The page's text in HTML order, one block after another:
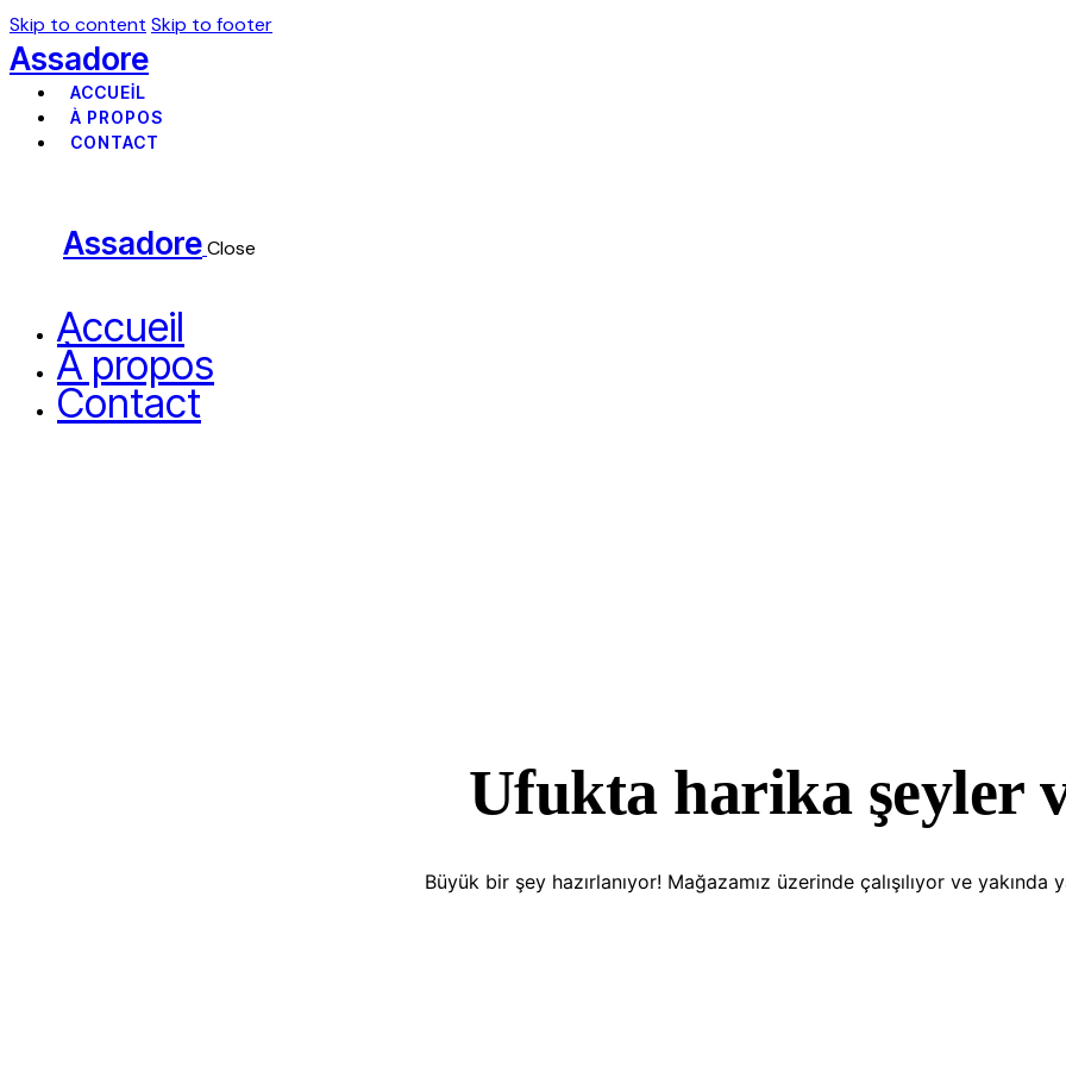
Skip to content Skip to footer
Assadore
ACCUEIL
À PROPOS
CONTACT
AssadoreClose
Accueil
À propos
Contact
Ufukta harika şeyler
Büyük bir şey hazırlanıyor! Mağazamız üzerinde çalışılıyor ve yakında